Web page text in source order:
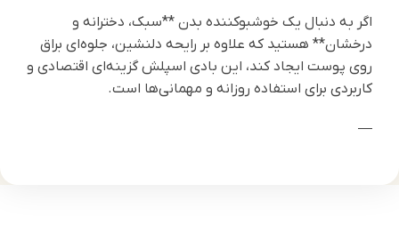
اگر به دنبال یک خوشبوکننده بدن **سبک، دخترانه و
درخشان** هستید که علاوه بر رایحه دلنشین، جلوه‌ای براق
روی پوست ایجاد کند، این بادی اسپلش گزینه‌ای اقتصادی و
کاربردی برای استفاده روزانه و مهمانی‌ها است.
—